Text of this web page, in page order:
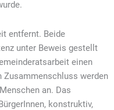
entfernt. Beide
unter Beweis gestellt
einen
Zusammenschluss werden
an. Das
konstruktiv,